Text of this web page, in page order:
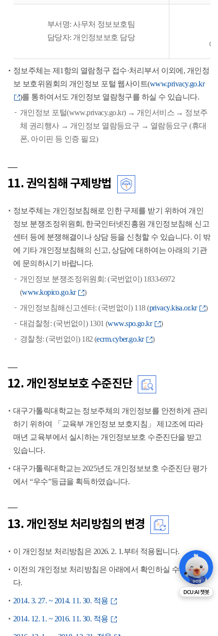
책
임
자
및
담
당
자
직
위,
명,
연
락
처
부서명: 사무처 정보보호팀
담당자: 개인정보보호 담당
이
정보주체는 제1항의 열람청구 접수·처리부서 이외에, 개인정
보 보호위원회의 개인정보 포털 웹사이트(www.privacy.go.kr
)를 통하여서도 개인정보 열람청구를 하실 수 있습니다.
개인정보 포털(www.privacy.go.kr) → 개인서비스 → 정보주
체 권리행사 → 개인정보 열람등요구 → 열람등요구 (휴대
폰, 아이핀 등 인증 필요)
11. 권익침해 구제방법
정보주체는 개인정보침해로 인한 구제를 받기 위하여 개인
정보 분쟁조정위원회, 한국인터넷진흥원 개인정보침해 신고
센터 등에 분쟁해결이나 상담 등을 신청할 수 있습니다. 이 밖
에 기타 개인정보침해의 신고, 상담에 대하여는 아래의 기관
에 문의하시기 바랍니다.
개인정보 분쟁조정위원회: (국번없이) 1833-6972
(www.kopico.go.kr
)
개인정보침해신고센터: (국번없이) 118 (privacy.kisa.or.kr
)
대검찰청: (국번없이) 1301 (www.spo.go.kr
)
경찰청: (국번없이) 182 (ecrm.cyber.go.kr )
12. 개인정보보호 수준진단
대구가톨릭대학교는 정보주체의 개인정보를 안전하게 관리
하기 위하여 「교육부 개인정보 보호지침」 제12조에 따라
매년 교육부에서 실시하는 개인정보보호 수준진단을 받고
있습니다.
대구가톨릭대학교는 2025년도 개인정보보호 수준진단 평가
에서 “우수”등급을 획득하였습니다.
13. 개인정보 처리방침의 변경
이 개인정보 처리방침은 2026. 2. 1.부터 적용됩니다.
이전의 개인정보 처리방침은 아래에서 확인하실 수 있습니
다.
2014. 3. 27. ~ 2014. 11. 30. 적용
2014. 12. 1. ~ 2016. 11. 30. 적용
DCU:AI 챗봇